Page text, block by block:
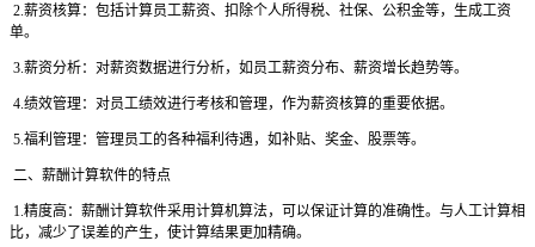
2.薪资核算：包括计算员工薪资、扣除个人所得税、社保、公积金等，生成工资
单。
3.薪资分析：对薪资数据进行分析，如员工薪资分布、薪资增长趋势等。
4.绩效管理：对员工绩效进行考核和管理，作为薪资核算的重要依据。
5.福利管理：管理员工的各种福利待遇，如补贴、奖金、股票等。
二、薪酬计算软件的特点
1.精度高：薪酬计算软件采用计算机算法，可以保证计算的准确性。与人工计算相
比，减少了误差的产生，使计算结果更加精确。